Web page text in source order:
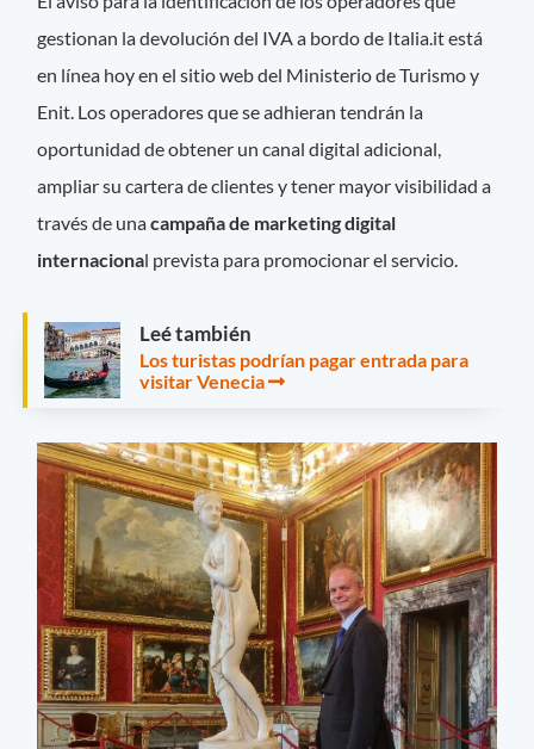
gestionan la devolución del IVA a bordo de Italia.it está
en línea hoy en el sitio web del Ministerio de Turismo y
Enit. Los operadores que se adhieran tendrán la
oportunidad de obtener un canal digital adicional,
ampliar su cartera de clientes y tener mayor visibilidad a
través de unacampaña de marketing digital
internacional prevista para promocionar el servicio.
Leé también
Los turistas podrían pagar entrada para
visitar Venecia